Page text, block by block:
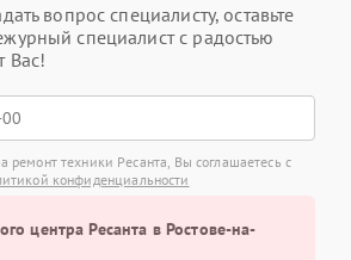
вопрос специалисту, оставьте
специалист с радостью
Вас!
ремонт техники Ресанта, Вы соглашаетесь с
конфиденциальности
центра Ресанта в Ростове-на-